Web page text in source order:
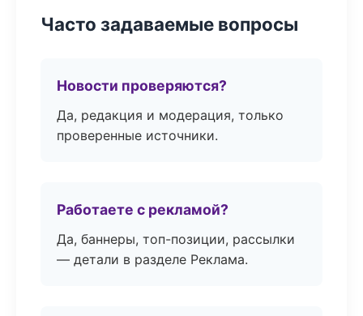
Часто задаваемые вопросы
Новости проверяются?
Да, редакция и модерация, только
проверенные источники.
Работаете с рекламой?
Да, баннеры, топ-позиции, рассылки
— детали в разделе Реклама.